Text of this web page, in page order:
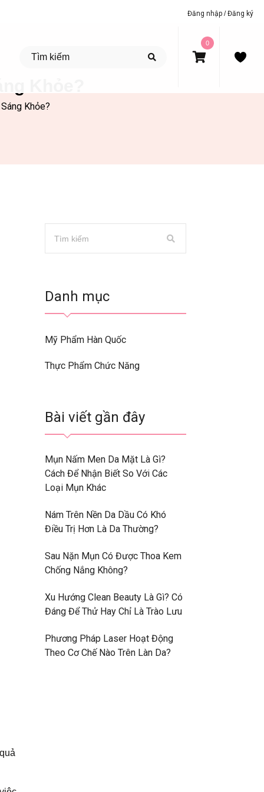
Đăng nhập /Đăng ký
0
Khỏe?
Danh mục
Mỹ Phẩm Hàn Quốc
Thực Phẩm Chức Năng
Bài viết gần đây
Mụn Nấm Men Da Mặt Là Gì?
Cách Để Nhận Biết So Với Các
Loại Mụn Khác
Nám Trên Nền Da Dầu Có Khó
Điều Trị Hơn Là Da Thường?
Sau Nặn Mụn Có Được Thoa Kem
Chống Nắng Không?
Xu Hướng Clean Beauty Là Gì? Có
Đáng Để Thử Hay Chỉ Là Trào Lưu
Phương Pháp Laser Hoạt Động
Theo Cơ Chế Nào Trên Làn Da?